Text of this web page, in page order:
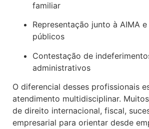
familiar
Representação junto à AIMA
públicos
Contestação de
administrativos
O diferencial desses profissionais
atendimento multidisciplinar.
de direito internacional, fiscal,
empresarial para orientar desde